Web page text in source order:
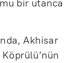
bir utanca
Akhisar